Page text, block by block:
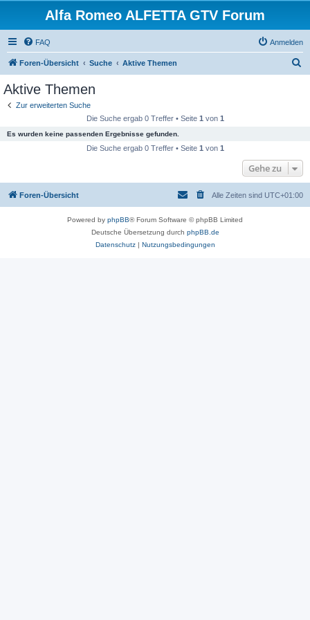
Alfa Romeo ALFETTA GTV Forum
FAQ Anmelden
Foren-Übersicht Suche Aktive Themen
Aktive Themen
Zur erweiterten Suche
Die Suche ergab 0 Treffer • Seite 1 von 1
Es wurden keine passenden Ergebnisse gefunden.
Die Suche ergab 0 Treffer • Seite 1 von 1
Gehe zu
Foren-Übersicht Alle Zeiten sind UTC+01:00
Powered by phpBB® Forum Software © phpBB Limited
Deutsche Übersetzung durch phpBB.de
Datenschutz| Nutzungsbedingungen